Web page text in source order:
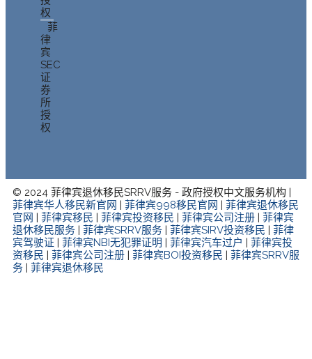
权
菲
律
宾
SEC
证
券
所
授
权
© 2024 菲律宾退休移民SRRV服务 - 政府授权中文服务机构 |
菲律宾华人移民新官网 | 菲律宾998移民官网 | 菲律宾退休移民
官网 | 菲律宾移民 | 菲律宾投资移民 | 菲律宾公司注册 | 菲律宾
退休移民服务 | 菲律宾SRRV服务 | 菲律宾SIRV投资移民 | 菲律
宾驾驶证 | 菲律宾NBI无犯罪证明 | 菲律宾汽车过户 | 菲律宾投
资移民 | 菲律宾公司注册 | 菲律宾BOI投资移民 | 菲律宾SRRV服
务 | 菲律宾退休移民